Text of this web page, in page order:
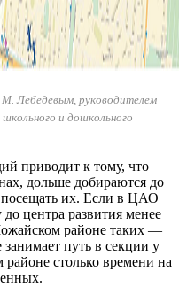
Лебедевым, руководителем
и дошкольного
приводит к тому, что
дольше добираются до
посещать их. Если в ЦАО
центра развития менее
районе таких —
путь в секции у
столько времени на